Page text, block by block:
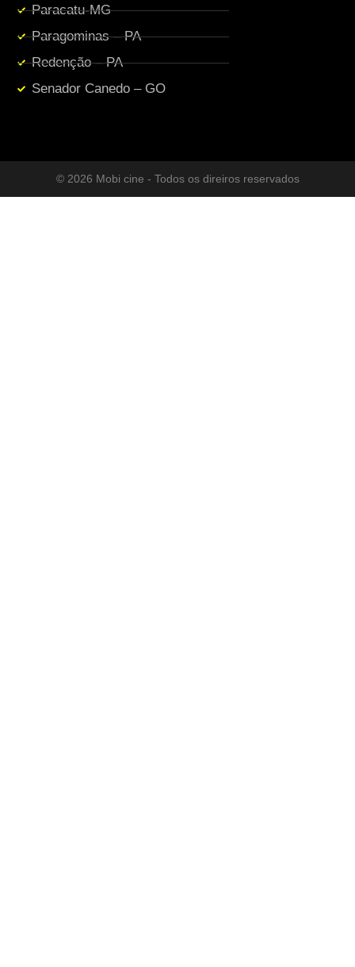
Paracatu-MG
Paragominas – PA
Redenção – PA
Senador Canedo – GO
© 2026 Mobi cine - Todos os direiros reservados